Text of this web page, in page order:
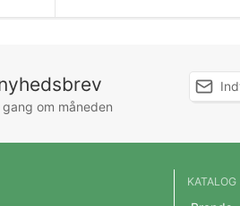
om måneden
KATALOG